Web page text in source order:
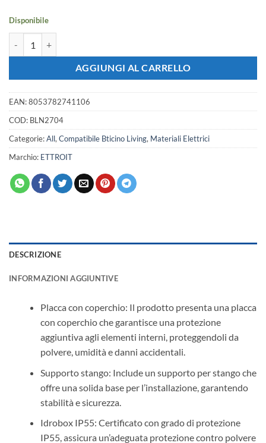
Disponibile
AGGIUNGI AL CARRELLO
EAN:8053782741106
COD: BLN2704
Categorie:All, Compatibile Bticino Living, Materiali Elettrici
Marchio: ETTROIT
DESCRIZIONE
INFORMAZIONI AGGIUNTIVE
Placca con coperchio: Il prodotto presenta una placca
con coperchio che garantisce una protezione
aggiuntiva agli elementi interni, proteggendoli da
polvere, umidità e danni accidentali.
Supporto stango: Include un supporto per stango che
offre una solida base per l’installazione, garantendo
stabilità e sicurezza.
Idrobox IP55: Certificato con grado di protezione
IP55, assicura un’adeguata protezione contro polvere